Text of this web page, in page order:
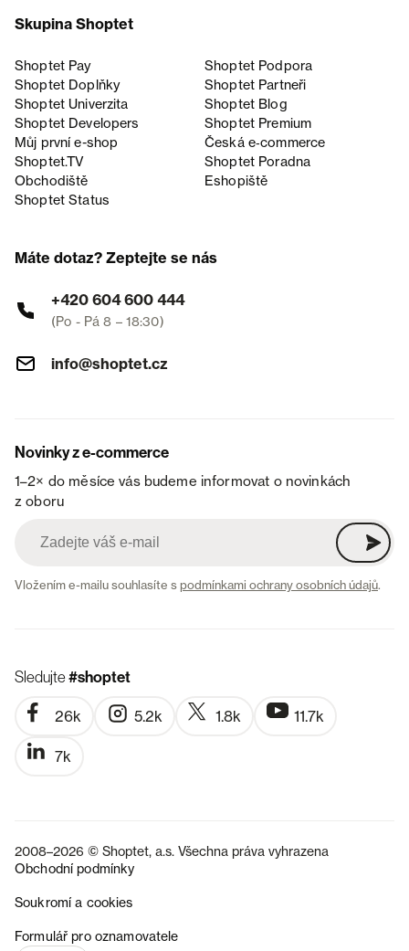
Skupina Shoptet
Shoptet Pay
Shoptet Podpora
Shoptet Doplňky
Shoptet Partneři
Shoptet Univerzita
Shoptet Blog
Shoptet Developers
Shoptet Premium
Můj první e-shop
Česká e‑commerce
Shoptet.TV
Shoptet Poradna
Obchodiště
Eshopiště
Shoptet Status
Máte dotaz? Zeptejte se nás
+420 604 600 444
(Po - Pá 8 – 18:30)
info@shoptet.cz
Novinky z e-commerce
1–2× do měsíce vás budeme informovat o novinkách
z oboru
Vložením e-mailu souhlasíte spodmínkami ochrany osobních údajů.
Sledujte#shoptet
26k 5.2k 1.8k 11.7k
7k
2008–2026 © Shoptet, a.s. Všechna práva vyhrazena
Obchodní podmínky
Soukromí a cookies
Formulář pro oznamovatele